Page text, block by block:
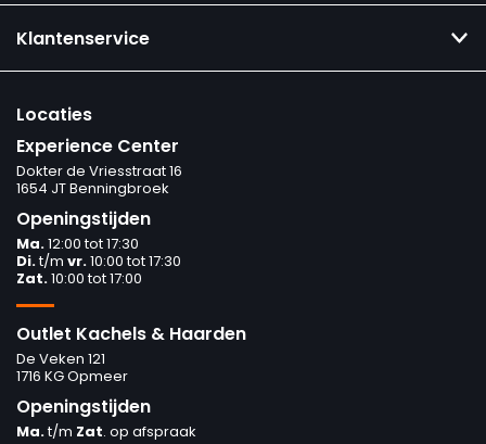
Klantenservice
Locaties
Experience Center
Dokter de Vriesstraat 16
1654 JT Benningbroek
Openingstijden
Ma.12:00 tot 17:30
Di.t/m vr.10:00 tot 17:30
Zat.10:00 tot 17:00
Outlet Kachels & Haarden
De Veken 121
1716 KG Opmeer
Openingstijden
Ma.t/m Zat. op afspraak